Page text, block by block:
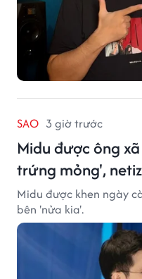
SAO 3 giờ trước
Midu được ông
trứng mỏng',
Midu được khen ngày
bên 'nửa kia'.